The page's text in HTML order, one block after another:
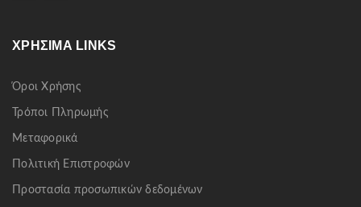
ΧΡΉΣΙΜΑ LINKS
Όροι Χρήσης
Τρόποι Πληρωμής
Μεταφορικά
Πολιτική Επιστροφών
Προστασία προσωπικών δεδομένων